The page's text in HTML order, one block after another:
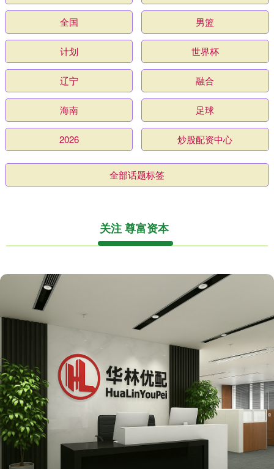
全国 男篮
计划 世界杯
辽宁 融合
海南 足球
2026 炒股配资中心
全部话题标签
关注 尊富资本